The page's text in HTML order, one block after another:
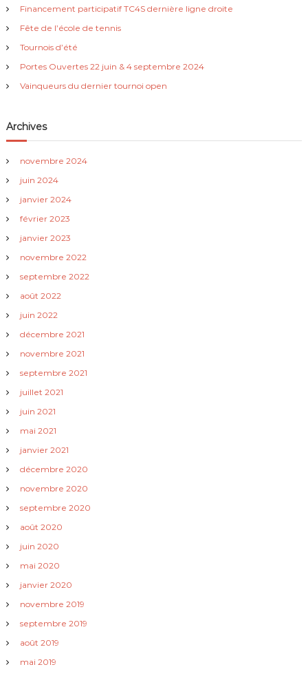
i
g
a
i
o
n
d
e
l
’
a
r
t
i
c
l
e
Financement participatif TC4S dernière ligne droite
Fête de l’école de tennis
Tournois d’été
Portes Ouvertes 22 juin & 4 septembre 2024
Vainqueurs du dernier tournoi open
Archives
novembre 2024
juin 2024
janvier 2024
février 2023
janvier 2023
novembre 2022
septembre 2022
août 2022
juin 2022
décembre 2021
novembre 2021
septembre 2021
juillet 2021
juin 2021
mai 2021
janvier 2021
décembre 2020
novembre 2020
septembre 2020
août 2020
juin 2020
mai 2020
janvier 2020
novembre 2019
septembre 2019
août 2019
mai 2019